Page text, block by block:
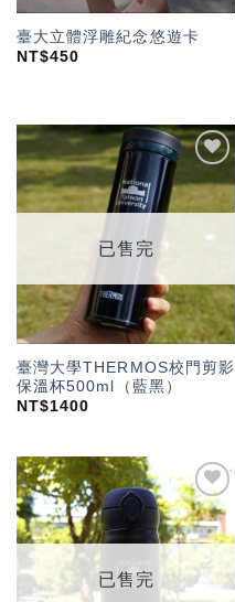
臺大立體浮雕紀念悠遊卡
NT$450
加入
「願
望輕
已售完
臺灣大學THERMOS校門剪影
保溫杯500ml（藍黑）
NT$1400
加入
「願
望輕
已售完